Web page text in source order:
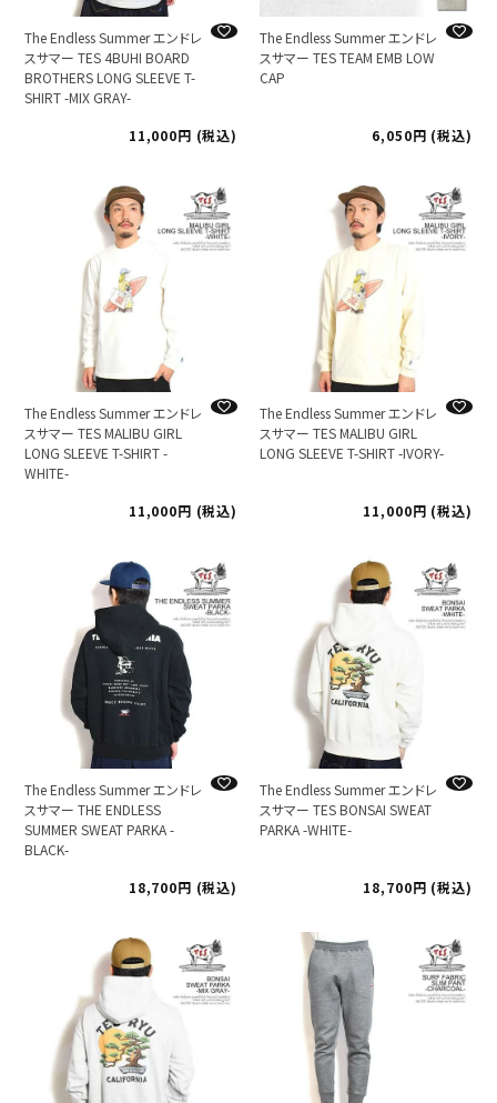
The Endless Summer エンドレ
スサマー TES 4BUHI BOARD
BROTHERS LONG SLEEVE T-
SHIRT -MIX GRAY-
11,000
税込
The Endless Summer エンドレ
スサマー TES TEAM EMB LOW
CAP
6,050 税込
The Endless Summer エンドレ
スサマー TES MALIBU GIRL
LONG SLEEVE T-SHIRT -
WHITE-
11,000
税込
The Endless Summer エンドレ
スサマー TES MALIBU GIRL
LONG SLEEVE T-SHIRT -IVORY-
11,000 税込
The Endless Summer エンドレ
スサマー THE ENDLESS
SUMMER SWEAT PARKA -
BLACK-
18,700
税込
The Endless Summer エンドレ
スサマー TES BONSAI SWEAT
PARKA -WHITE-
18,700 税込